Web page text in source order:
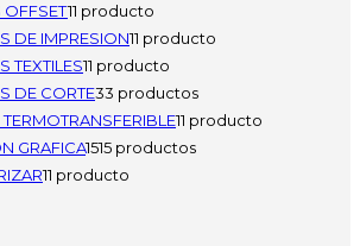
OFFSET11 producto
DE IMPRESION11 producto
TEXTILES11 producto
DE CORTE33 productos
11 producto
GRAFICA1515 productos
11 producto